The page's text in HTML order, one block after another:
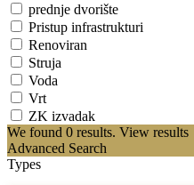
prednje dvorište
Pristup infrastrukturi
Renoviran
Struja
Voda
Vrt
ZK izvadak
We found 0 results. View results
Advanced Search
Types